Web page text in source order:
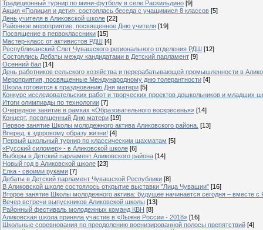
Традиционный турнир по мини-футболу в селе Раскильдино [9]
Акция «Полиция и дети»: состоялась беседа с учащимися 8 классов [5]
День учителя в Аликовской школе [22]
Районное мероприятие, посвященное Дню учителя [19]
Посвящение в первоклассники [15]
Мастер-класс от активистов РДШ [4]
Республиканский Слет Чувашского регионального отделения РДШ [12]
Состоялись Дебаты между кандидатами в Детский парламент [9]
Осенний бал [14]
День работников сельского хозяйства и перерабатывающей промышленности в
Мероприятия, посвященные Международному дню толерантности [4]
Школа готовится к празднованию Дня матери [5]
Конкурс исследовательских работ и творческих проектов дошкольников и младших
Итоги олимпиады по технологии [7]
Очередное занятие в рамках «Образовательного воскресенья» [14]
Концерт, посвященный Дню матери [19]
Первое занятие Школы молодежного актива Аликовского района. [13]
Вперед, к здоровому образу жизни! [4]
Первый школьный турнир по классическим шахматам [5]
«Русский силомер» - в Аликовской школе [6]
Выборы в Детский парламент Аликовского района [14]
Новый год в Аликовской школе [23]
Елка - своими руками [7]
Дебаты в Детский парламент Чувашской Республики [8]
В Аликовской школе состоялось открытие выставки "Лица Чувашии" [16]
Второе занятие Школы молодежного актива: будущее начинается сегодня – вместе
Вечер встречи выпускников Аликовской школы [13]
Районный фестиваль молодежных команд КВН [8]
Аликовская школа приняла участие в «Лыжне России - 2018» [16]
Школьные соревнования по преодолению военизированной полосы препятствий [4]